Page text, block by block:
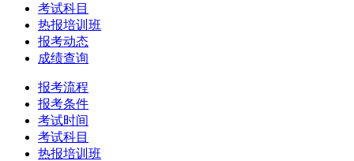
考试科目
热报培训班
报考动态
成绩查询
报考流程
报考条件
考试时间
考试科目
热报培训班